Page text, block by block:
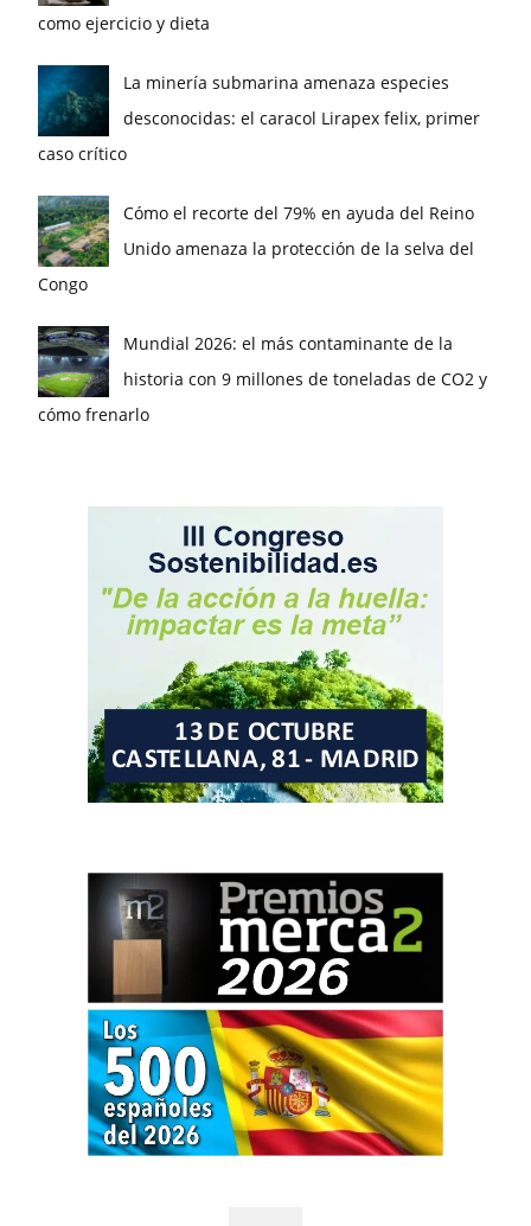
como ejercicio y dieta
La minería submarina amenaza especies
desconocidas: el caracol Lirapex felix, primer
caso crítico
Cómo el recorte del 79% en ayuda del Reino
Unido amenaza la protección de la selva del
Congo
Mundial 2026: el más contaminante de la
historia con 9 millones de toneladas de CO2 y
cómo frenarlo